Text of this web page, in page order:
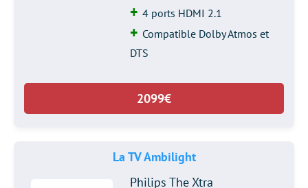
4 ports HDMI 2.1
Compatible Dolby Atmos et
DTS
2099€
La TV Ambilight
Philips The Xtra